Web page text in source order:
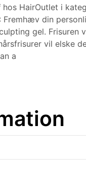
hos HairOutlet i
Fremhæv din
gel. Frisuren
vil elske
a